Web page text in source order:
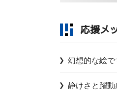
応援メ
幻想的な絵で
静けさと躍